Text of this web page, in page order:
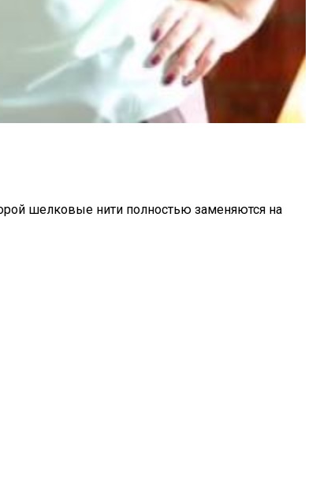
шелковые нити полностью заменяются на